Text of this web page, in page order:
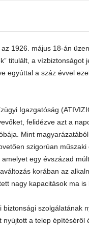
1926. május 18-án
titulált, a
egyúttal a száz évvel
Igazgatóság
felidézve azt a
Mint
szigorúan
egy évszázad
korában az
nagy kapacitások ma
szolgálatának
a telep építéséről